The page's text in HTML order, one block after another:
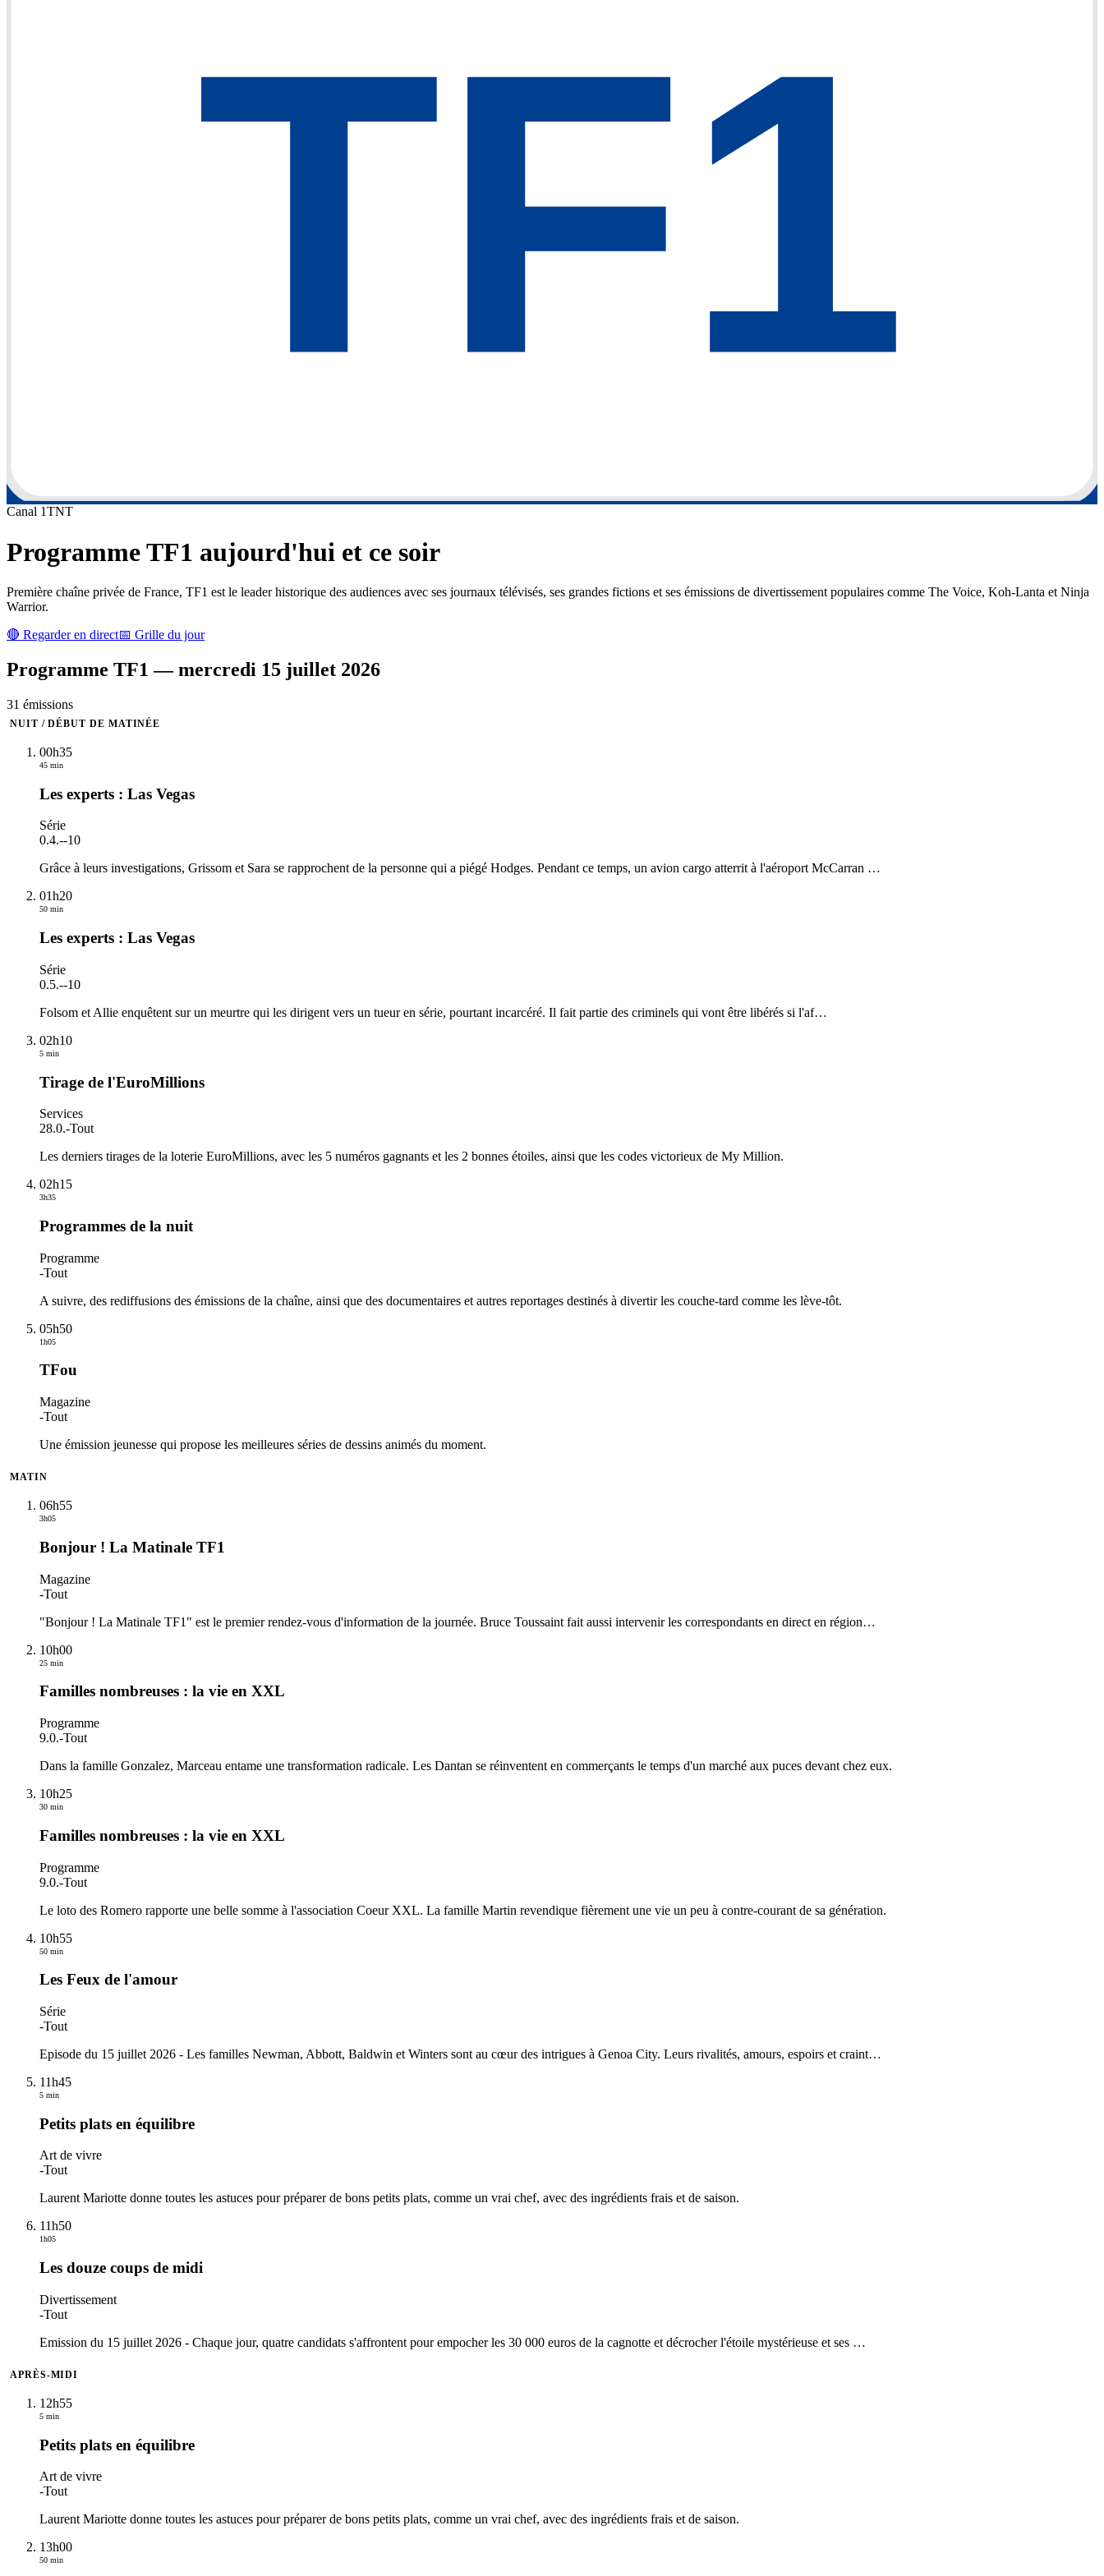
Canal 1TNT
ProgrammeTF1 aujourd'hui et ce soir
Première chaîne privée de France, TF1 est le leader historique des audiences avec ses journaux télévisés, ses grandes fictions et ses émissions de divertissement populaires comme The Voice, Koh-Lanta et Ninja
Warrior.
🔴 Regarder en direct📅 Grille du jour
Programme TF1 —mercredi 15 juillet 2026
31 émissions
NUIT / DÉBUT DE MATINÉE
00h35
45 min
Les experts : Las Vegas
Série
0.4.--10
Grâce à leurs investigations, Grissom et Sara se rapprochent de la personne qui a piégé Hodges. Pendant ce temps, un avion cargo atterrit à l'aéroport McCarran …
01h20
50 min
Les experts : Las Vegas
Série
0.5.--10
Folsom et Allie enquêtent sur un meurtre qui les dirigent vers un tueur en série, pourtant incarcéré. Il fait partie des criminels qui vont être libérés si l'af…
02h10
5 min
Tirage de l'EuroMillions
Services
28.0.-Tout
Les derniers tirages de la loterie EuroMillions, avec les 5 numéros gagnants et les 2 bonnes étoiles, ainsi que les codes victorieux de My Million.
02h15
3h35
Programmes de la nuit
Programme
-Tout
A suivre, des rediffusions des émissions de la chaîne, ainsi que des documentaires et autres reportages destinés à divertir les couche-tard comme les lève-tôt.
05h50
1h05
TFou
Magazine
-Tout
Une émission jeunesse qui propose les meilleures séries de dessins animés du moment.
MATIN
06h55
3h05
Bonjour ! La Matinale TF1
Magazine
-Tout
"Bonjour ! La Matinale TF1" est le premier rendez-vous d'information de la journée. Bruce Toussaint fait aussi intervenir les correspondants en direct en région…
10h00
25 min
Familles nombreuses : la vie en XXL
Programme
9.0.-Tout
Dans la famille Gonzalez, Marceau entame une transformation radicale. Les Dantan se réinventent en commerçants le temps d'un marché aux puces devant chez eux.
10h25
30 min
Familles nombreuses : la vie en XXL
Programme
9.0.-Tout
Le loto des Romero rapporte une belle somme à l'association Coeur XXL. La famille Martin revendique fièrement une vie un peu à contre-courant de sa génération.
10h55
50 min
Les Feux de l'amour
Série
-Tout
Episode du 15 juillet 2026 - Les familles Newman, Abbott, Baldwin et Winters sont au cœur des intrigues à Genoa City. Leurs rivalités, amours, espoirs et craint…
11h45
5 min
Petits plats en équilibre
Art de vivre
-Tout
Laurent Mariotte donne toutes les astuces pour préparer de bons petits plats, comme un vrai chef, avec des ingrédients frais et de saison.
11h50
1h05
Les douze coups de midi
Divertissement
-Tout
Emission du 15 juillet 2026 - Chaque jour, quatre candidats s'affrontent pour empocher les 30 000 euros de la cagnotte et décrocher l'étoile mystérieuse et ses …
APRÈS-MIDI
12h55
5 min
Petits plats en équilibre
Art de vivre
-Tout
Laurent Mariotte donne toutes les astuces pour préparer de bons petits plats, comme un vrai chef, avec des ingrédients frais et de saison.
13h00
50 min